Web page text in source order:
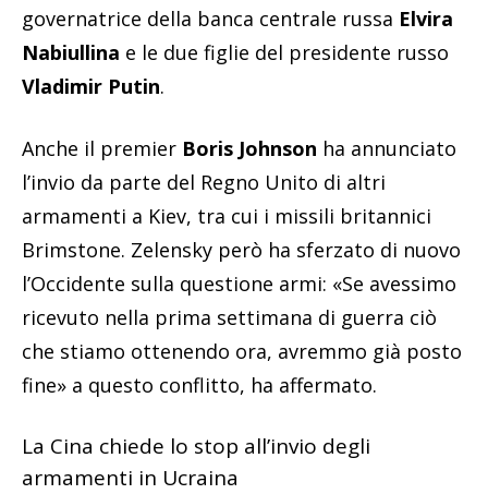
governatrice della banca centrale russa Elvira
Nabiullina e le due figlie del presidente russo
Vladimir Putin.
Anche il premier Boris Johnson ha annunciato
l’invio da parte del Regno Unito di altri
armamenti a Kiev, tra cui i missili britannici
Brimstone. Zelensky però ha sferzato di nuovo
l’Occidente sulla questione armi: «Se avessimo
ricevuto nella prima settimana di guerra ciò
che stiamo ottenendo ora, avremmo già posto
fine» a questo conflitto, ha affermato.
La Cina chiede lo stop all’invio degli
armamenti in Ucraina